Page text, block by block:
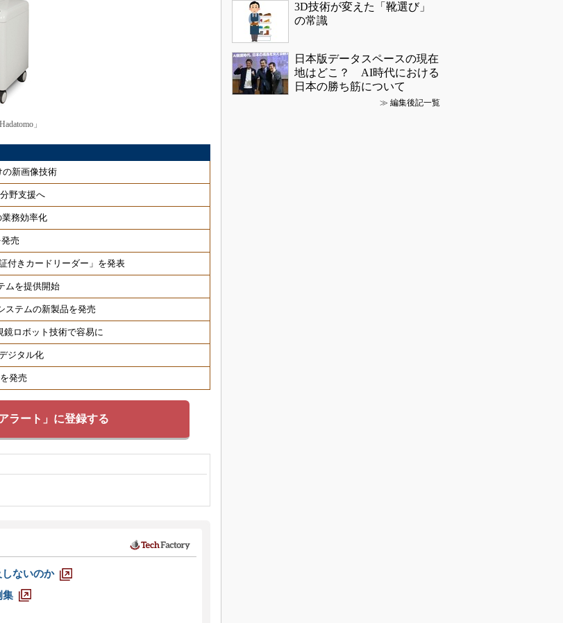
」
の新画像技術
野支援へ
務効率化
売
付きカードリーダー」を発表
ムを提供開始
ステムの新製品を発売
鏡ロボット技術で容易に
ジタル化
発売
ラート」に登録する
ないのか
集
3D技術が変えた「靴選び」
の常識
日本版データスペースの現在
地はどこ？ AI時代における
日本の勝ち筋について
≫ 編集後記一覧